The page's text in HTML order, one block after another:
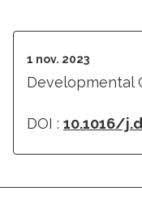
1 nov. 2023
Developmental
DOI : 10.1016/